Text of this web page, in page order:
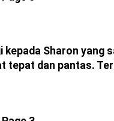
Sharon
dan pantas.